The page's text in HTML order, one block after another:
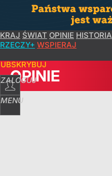
KRAJ ŚWIAT OPINIE HISTORIA
RZECZY+ WSPIERAJ
ZALOGUJ
MENU
OPINIE